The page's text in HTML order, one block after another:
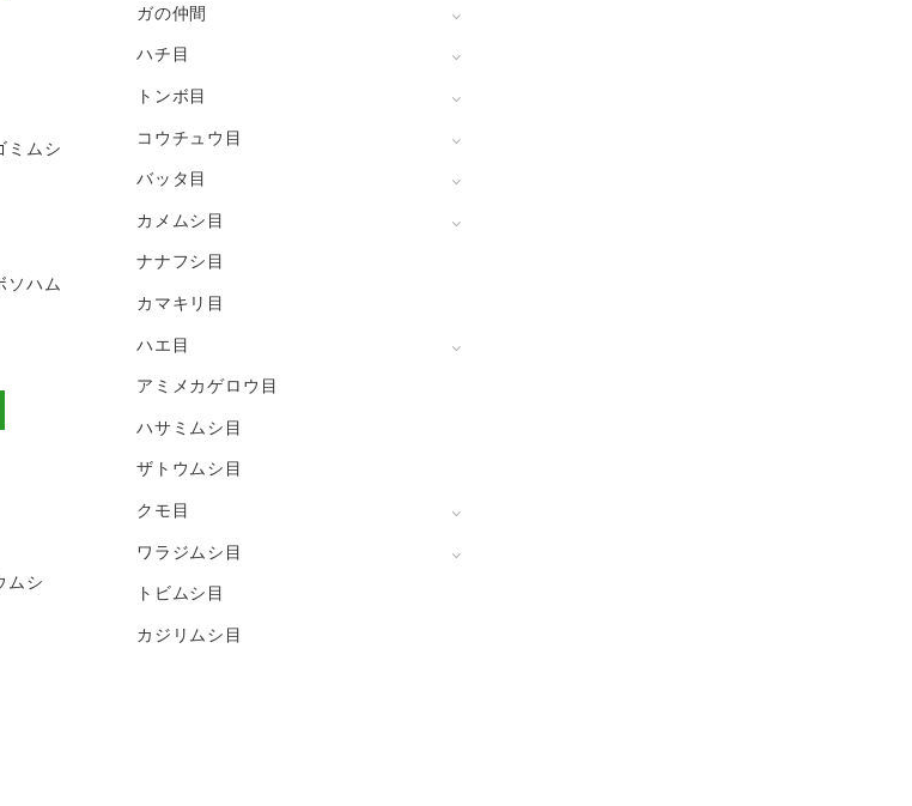
ミムシ
ソハム
ムシ
ガの仲間
ハチ目
トンボ目
コウチュウ目
バッタ目
カメムシ目
ナナフシ目
カマキリ目
ハエ目
アミメカゲロウ目
ハサミムシ目
ザトウムシ目
クモ目
ワラジムシ目
トビムシ目
カジリムシ目